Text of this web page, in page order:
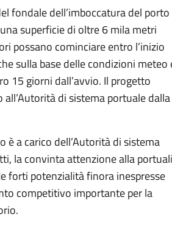
fondale dell’imboccatura del porto
superficie di oltre 6 mila metri
possano cominciare entro l’inizio
sulla base delle condizioni meteo
15 giorni dall’avvio. Il progetto
di sistema portuale dalla
è a carico dell’Autorità di sistema
la convinta attenzione alla
forti potenzialità finora inespresse
competitivo importante per la